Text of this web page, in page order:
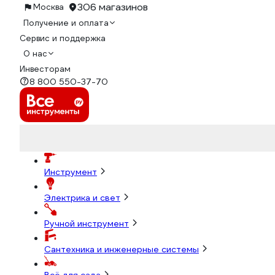
Москва 306 магазинов
Получение и оплата
Сервис и поддержка
О нас
Инвесторам
8 800 550-37-70
Инструмент
Электрика и свет
Ручной инструмент
Сантехника и инженерные системы